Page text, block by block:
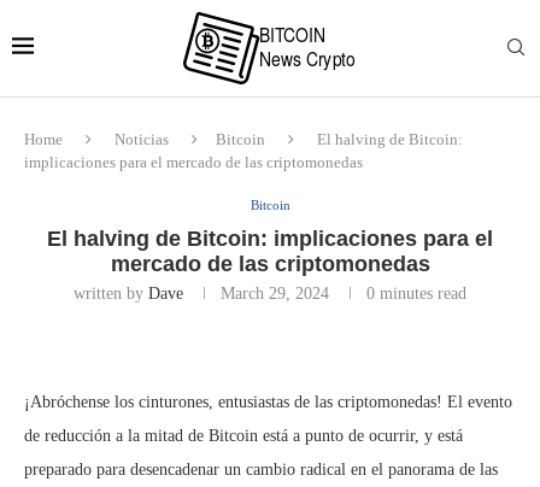
Home Noticias Bitcoin
El halving de Bitcoin:
implicaciones para el mercado de las criptomonedas
Bitcoin
El halving de Bitcoin: implicaciones para el
mercado de las criptomonedas
written by Dave March 29, 2024 0 minutes read
¡Abróchense los cinturones, entusiastas de las criptomonedas! El evento
de reducción a la mitad de Bitcoin está a punto de ocurrir, y está
preparado para desencadenar un cambio radical en el panorama de las